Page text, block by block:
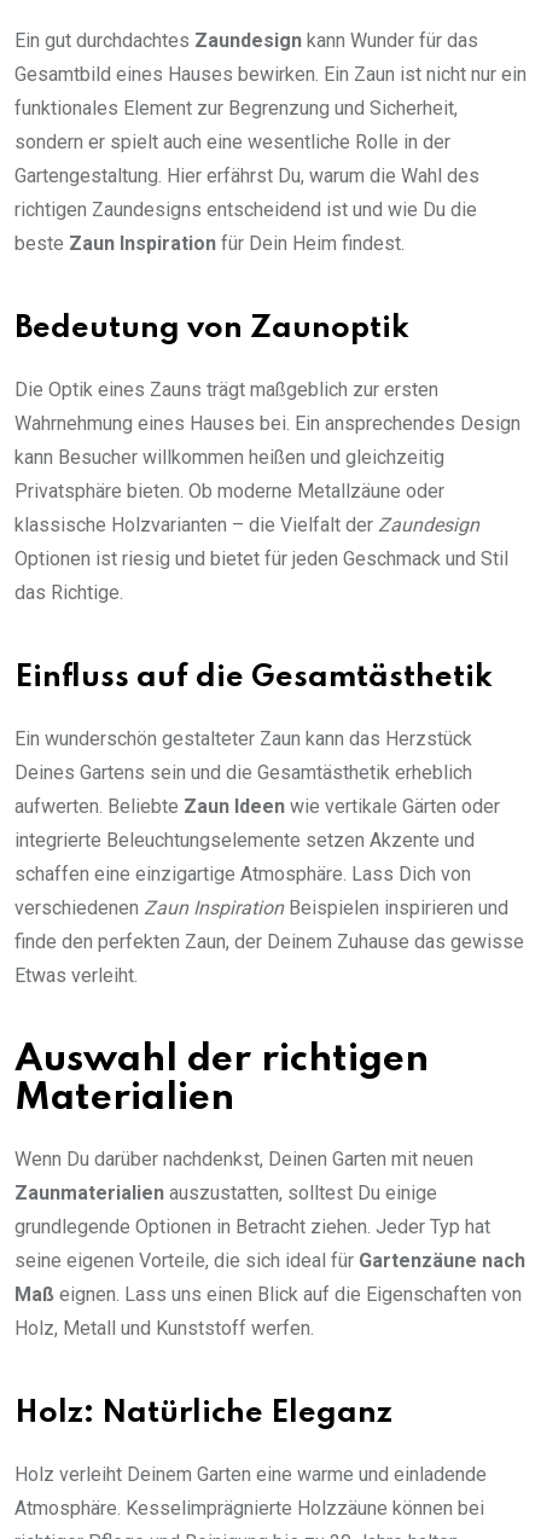
Ein gut durchdachtes Zaundesign kann Wunder für das
Gesamtbild eines Hauses bewirken. Ein Zaun ist nicht nur ein
funktionales Element zur Begrenzung und Sicherheit,
sondern er spielt auch eine wesentliche Rolle in der
Gartengestaltung. Hier erfährst Du, warum die Wahl des
richtigen Zaundesigns entscheidend ist und wie Du die
beste Zaun Inspiration für Dein Heim findest.
Bedeutung von Zaunoptik
Die Optik eines Zauns trägt maßgeblich zur ersten
Wahrnehmung eines Hauses bei. Ein ansprechendes Design
kann Besucher willkommen heißen und gleichzeitig
Privatsphäre bieten. Ob moderne Metallzäune oder
klassische Holzvarianten – die Vielfalt der Zaundesign
Optionen ist riesig und bietet für jeden Geschmack und Stil
das Richtige.
Einfluss auf die Gesamtästhetik
Ein wunderschön gestalteter Zaun kann das Herzstück
Deines Gartens sein und die Gesamtästhetik erheblich
aufwerten. Beliebte Zaun Ideen wie vertikale Gärten oder
integrierte Beleuchtungselemente setzen Akzente und
schaffen eine einzigartige Atmosphäre. Lass Dich von
verschiedenen Zaun InspirationBeispielen inspirieren und
finde den perfekten Zaun, der Deinem Zuhause das gewisse
Etwas verleiht.
Auswahl der richtigen
Materialien
Wenn Du darüber nachdenkst, Deinen Garten mit neuen
Zaunmaterialien auszustatten, solltest Du einige
grundlegende Optionen in Betracht ziehen. Jeder Typ hat
seine eigenen Vorteile, die sich ideal für Gartenzäune nach
Maß eignen. Lass uns einen Blick auf die Eigenschaften von
Holz, Metall und Kunststoff werfen.
Holz: Natürliche Eleganz
Holz verleiht Deinem Garten eine warme und einladende
Atmosphäre. Kesselimprägnierte Holzzäune können bei